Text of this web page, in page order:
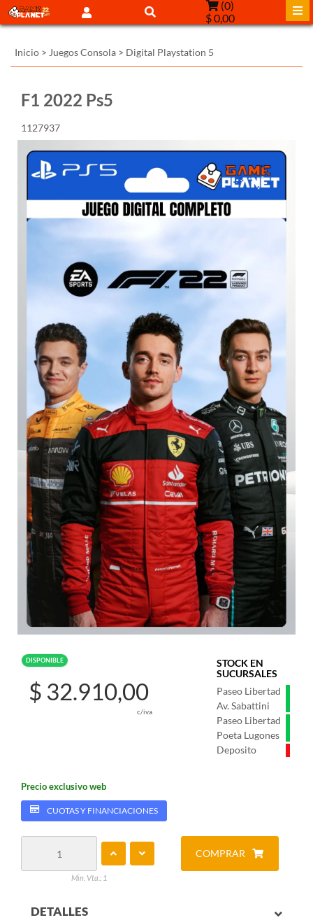
(0)
$ 0,00
Inicio > Juegos Consola > Digital Playstation 5
F1 2022 Ps5
1127937
DISPONIBLE
STOCK EN
SUCURSALES
Paseo Libertad
Av. Sabattini
Paseo Libertad
Poeta Lugones
Deposito
$ 32.910,00
c/iva
Precio exclusivo web
CUOTAS Y FINANCIACIONES
Min. Vta.: 1
COMPRAR
DETALLES